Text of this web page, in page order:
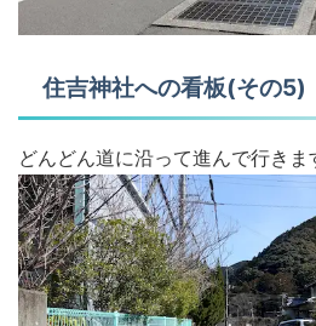
住吉神社への看板(その5)
どんどん道に沿って進んで行きま